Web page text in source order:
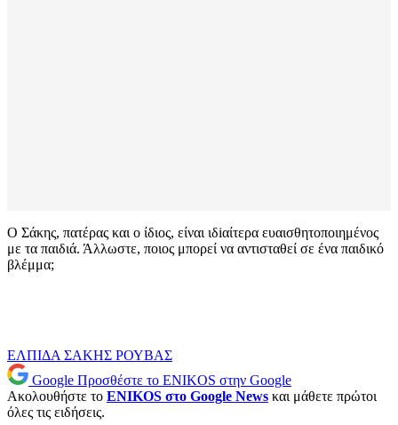
Ο Σάκης, πατέρας και ο ίδιος, είναι ιδiαίτερα ευαισθητοποιημένος
με τα παιδιά. Άλλωστε, ποιος μπορεί να αντισταθεί σε ένα παιδικό
βλέμμα;
ΕΛΠΙΔΑ ΣΑΚΗΣ ΡΟΥΒΑΣ
Google Προσθέστε το ENIKOS στην Google
Ακολουθήστε το ENIKOS στο Google News και μάθετε πρώτοι
όλες τις ειδήσεις.